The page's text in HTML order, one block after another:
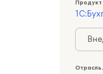
Продукт